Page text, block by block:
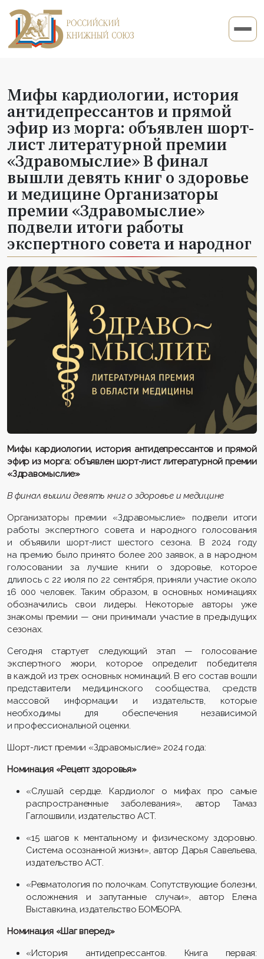
Мифы кардиологии, история
антидепрессантов и прямой
эфир из морга: объявлен шорт-
лист литературной премии
«Здравомыслие» В финал
вышли девять книг о здоровье
и медицине Организаторы
премии «Здравомыслие»
подвели итоги работы
экспертного совета и народног
Мифы кардиологии, история антидепрессантов и прямой
эфир из морга: объявлен шорт-лист литературной премии
«Здравомыслие»
В финал вышли девять книг о здоровье и медицине
Организаторыпремии «Здравомыслие» подвели итоги
работы экспертного совета и народного голосования
и объявили шорт-лист шестого сезона. В 2024 году
на премию было принято более 200 заявок, а в народном
голосовании за лучшие книги о здоровье, которое
длилось с 22 июля по 22 сентября, приняли участие около
16 000 человек. Таким образом, в основных номинациях
обозначились свои лидеры. Некоторые авторы уже
знакомы премии — они принимали участие в предыдущих
сезонах.
Сегодня стартует следующий этап — голосование
экспертного жюри, которое определит победителя
вкаждои ̆ из трех основных номинаций.В его состав вошли
представители медицинского сообщества, средств
массовой информации и издательств, которые
необходимы для обеспечения независимой
и профессиональной оценки.
Шорт-лист премии «Здравомыслие» 2024 года:
Номинация «Рецепт здоровья»
«Слушай сердце. Кардиолог о мифах про самые
распространенные заболевания», авторТамаз
Гаглошвили , издательство АСТ.
«15 шагов к ментальному и физическому здоровью.
Система осознанной жизни», автор Дарья Савельева,
издательство АСТ.
«Ревматология по полочкам. Сопутствующие болезни,
осложнения и запутанные случаи», автор Елена
Выставкина , издательство БОМБОРА.
Номинация «Шаг вперед»
«История антидепрессантов. Книга первая: